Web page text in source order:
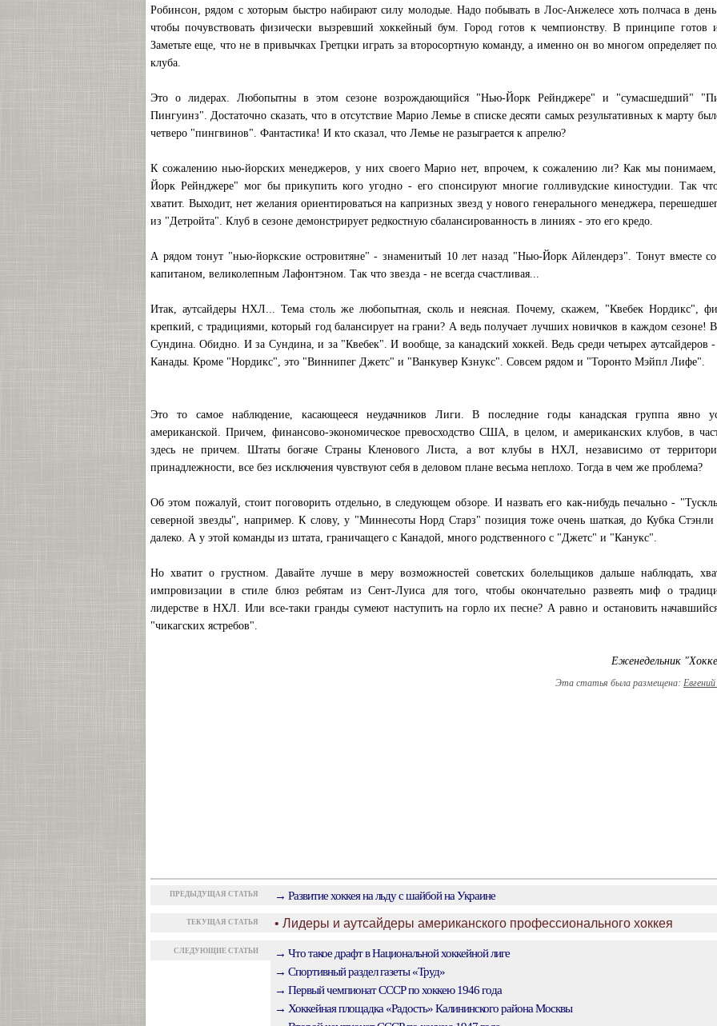
Робинсон, рядом с хоторым быстро набирают силу молодые. Надо побывать в Лос-Анжелесе хоть полчаса в день
чтобы почувствовать физически вызревший хоккейный бум. Город готов к чемпионству. В принципе готов
Заметьте еще, что не в привычках Гретцки играть за второсортную команду, а именно он во многом определяет
клуба.
Это о лидерах. Любопытны в этом сезоне возрождающийся "Нью-Йорк Рейнджере" и "сумасшедший"
Пингуинз". Достаточно сказать, что в отсутствие Марио Лемье в списке десяти самых результативных к марту
четверо "пингвинов". Фантастика! И кто сказал, что Лемье не разыграется к апрелю?
К сожалению нью-йорских менеджеров, у них своего Марио нет, впрочем, к сожалению ли? Как мы
Йорк Рейнджере" мог бы прикупить кого угодно - его спонсируют многие голливудские киностудии. Так
хватит. Выходит, нет желания ориентироваться на капризных звезд у нового генерального менеджера,
из "Детройта". Клуб в сезоне демонстрирует редкостную сбалансированность в линиях - это его кредо.
А рядом тонут "нью-йоркские островитяне" - знаменитый 10 лет назад "Нью-Йорк Айлендерз". Тонут вместе
капитаном, великолепным Лафонтэном. Так что звезда - не всегда счастливая...
Итак, аутсайдеры НХЛ... Тема столь же любопытная, сколь и неясная. Почему, скажем, "Квебек Нордикс",
крепкий, с традициями, который год балансирует на грани? А ведь получает лучших новичков в каждом сезоне!
Сундина. Обидно. И за Сундина, и за "Квебек". И вообще, за канадский хоккей. Ведь среди четырех аутсайдеров
Канады. Кроме "Нордикс", это "Виннипег Джетс" и "Ванкувер Кзнукс". Совсем рядом и "Торонто Мэйпл Лифе".
Это то самое наблюдение, касающееся неудачников Лиги. В последние годы канадская группа явно
американской. Причем, финансово-экономическое превосходство США, в целом, и американских клубов, в
здесь не причем. Штаты богаче Страны Кленового Листа, а вот клубы в НХЛ, независимо от
принадлежности, все без исключения чувствуют себя в деловом плане весьма неплохо. Тогда в чем же проблема?
Об этом пожалуй, стоит поговорить отдельно, в следующем обзоре. И назвать его как-нибудь печально -
северной звезды", например. К слову, у "Миннесоты Норд Старз" позиция тоже очень шаткая, до Кубка Стэнли
далеко. А у этой команды из штата, граничащего с Канадой, много родственного с "Джетс" и "Канукс".
Но хватит о грустном. Давайте лучше в меру возможностей советских болельщиков дальше наблюдать,
импровизации в стиле блюз ребятам из Сент-Луиса для того, чтобы окончательно развеять миф о
лидерстве в НХЛ. Или все-таки гранды сумеют наступить на горло их песне? А равно и остановить
"чикагских ястребов".
Еженедельник
Эта статья была размещена:
ПРЕДЫДУЩАЯ СТАТЬЯ → Развитие хоккея на льду с шайбой на Украине
ТЕКУЩАЯ СТАТЬЯ • Лидеры и аутсайдеры американского профессионального хоккея
СЛЕДУЮЩИЕ СТАТЬИ
→ Что такое драфт в Национальной хоккейной лиге
→ Спортивный раздел газеты «Труд»
→ Первый чемпионат СССР по хоккею 1946 года
→ Хоккейная площадка «Радость» Калининского района Москвы